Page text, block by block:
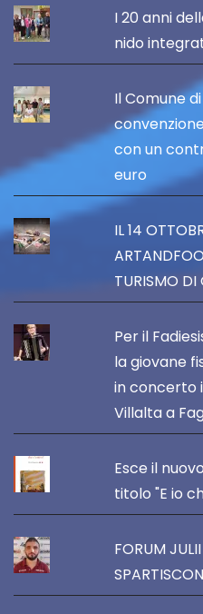
I 20 anni
nido
Il Comune
con un
euro
IL 14
TURISMO DI
Per il
la giovane
in concerto
Villalta a
Esce il
titolo "E io
FORUM